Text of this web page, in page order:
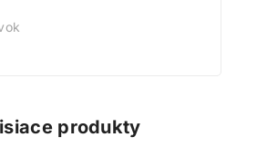
produkty